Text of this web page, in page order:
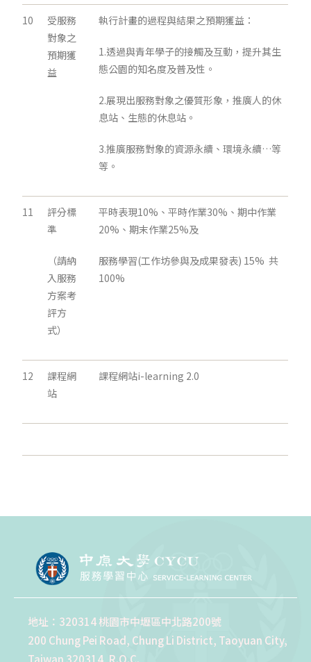
10
受服務
對象之
預期獲
益
執行計畫的過程與結果之預期獲益：
1.透過與青年學子的接觸及互動，提升其生
態公園的知名度及普及性。
2.展現出服務對象之優質形象，推廣人的休
息站、生態的休息站。
3.推廣服務對象的資源永續、環境永續…等
等。
11
評分標
準
（請納
入服務
方案考
評方
式）
平時表現10%、平時作業30%、期中作業
20%、期末作業25%及
服務學習(工作坊參與及成果發表) 15% 共
100%
12
課程網
站
課程網站i-learning 2.0
地址：320314 桃園市中壢區中北路200號
200 Chung Pei Road, Chung Li District, Taoyuan City,
Taiwan 320314, R.O.C.